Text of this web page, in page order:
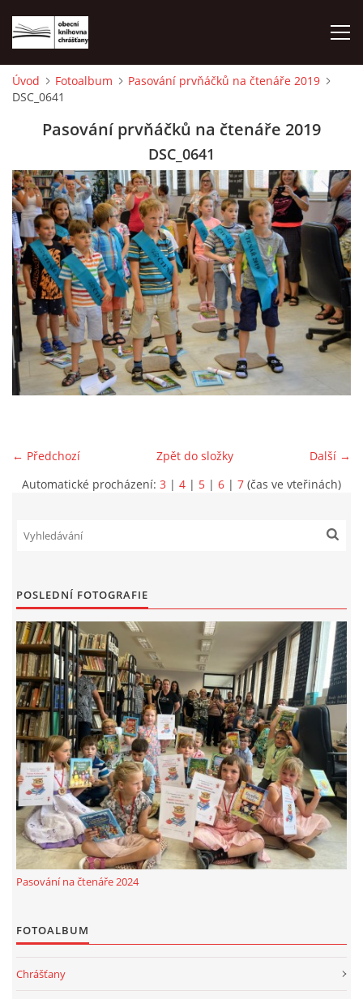
ÚVOD
VÝPŮJČNÍ DOBA
KONTAKTY
ON-LINE KATALOG
WEBOVÁ KAMERA
VIDEA Z DRONU
"KNIHOBUDKY"
ČASOSBĚRY - CHRÁŠŤANY
PROJEKT FLYNN "KNIHOVNA" CARSEN
E-KNIHY DO KAŽDÉ KNIHOVNY
GRANTY A DOTACE
MOBILNÍ APLIKACE
FREE WIFI
VÝZNAČNÍ RODÁCI
FOTOALBUM
PODĚKOVÁNÍ
Úvod Fotoalbum
Pasování prvňáčků na čtenáře 2019
DSC_0641
Pasování prvňáčků na čtenáře 2019
DSC_0641
← Předchozí Další →
Zpět do složky
Automatické procházení: 3 | 4 | 5 | 6 | 7 (čas ve vteřinách)
POSLEDNÍ FOTOGRAFIE
Pasování na čtenáře 2024
FOTOALBUM
Chrášťany